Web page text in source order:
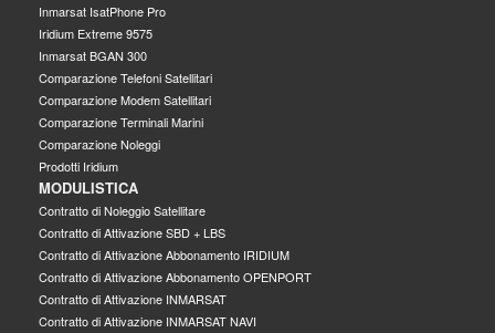
Inmarsat IsatPhone Pro
Iridium Extreme 9575
Inmarsat BGAN 300
Comparazione Telefoni Satellitari
Comparazione Modem Satellitari
Comparazione Terminali Marini
Comparazione Noleggi
Prodotti Iridium
MODULISTICA
Contratto di Noleggio Satellitare
Contratto di Attivazione SBD + LBS
Contratto di Attivazione Abbonamento IRIDIUM
Contratto di Attivazione Abbonamento OPENPORT
Contratto di Attivazione INMARSAT
Contratto di Attivazione INMARSAT NAVI